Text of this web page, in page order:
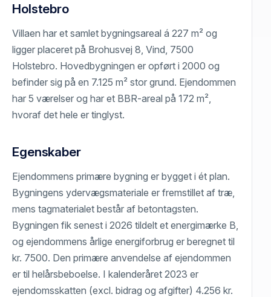
Holstebro
Villaen har et samlet bygningsareal á 227 m² og
ligger placeret på Brohusvej 8, Vind, 7500
Holstebro. Hovedbygningen er opført i 2000 og
befinder sig på en 7.125 m² stor grund. Ejendommen
har 5 værelser og har et BBR-areal på 172 m²,
hvoraf det hele er tinglyst.
Egenskaber
Ejendommens primære bygning er bygget i ét plan.
Bygningens ydervægsmateriale er fremstillet af træ,
mens tagmaterialet består af betontagsten.
Bygningen fik senest i 2026 tildelt et energimærke B,
og ejendommens årlige energiforbrug er beregnet til
kr. 7500. Den primære anvendelse af ejendommen
er til helårsbeboelse. I kalenderåret 2023 er
ejendomsskatten (excl. bidrag og afgifter) 4.256 kr.